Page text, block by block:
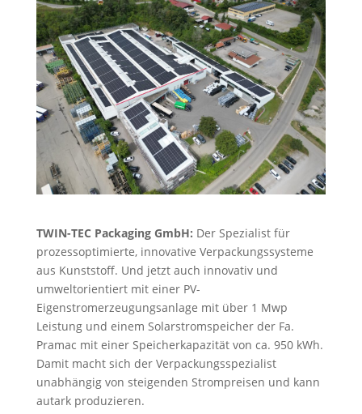
TWIN-TEC Packaging GmbH: Der Spezialist für
prozessoptimierte, innovative Verpackungssysteme
aus Kunststoff. Und jetzt auch innovativ und
umweltorientiert mit einer PV-
Eigenstromerzeugungsanlage mit über 1 Mwp
Leistung und einem Solarstromspeicher der Fa.
Pramac mit einer Speicherkapazität von ca. 950 kWh.
Damit macht sich der Verpackungsspezialist
unabhängig von steigenden Strompreisen und kann
autark produzieren.